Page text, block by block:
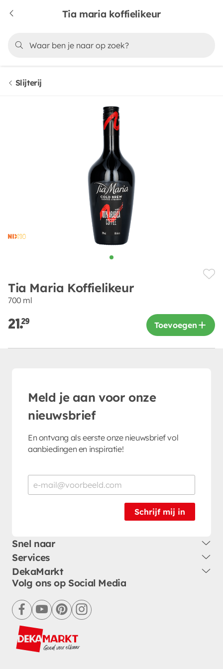
Tia maria koffielikeur
Slijterij
Tia Maria Koffielikeur
700 ml
21.29 Toevoegen
Meld je aan voor onze
nieuwsbrief
En ontvang als eerste onze nieuwsbrief vol
aanbiedingen en inspiratie!
Schrijf mij in
Snel naar
Services
DekaMarkt
Volg ons op Social Media
facebookyoutubepinterestinstagram